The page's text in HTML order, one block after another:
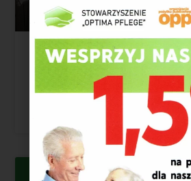
Społeczność jako
uruchomić